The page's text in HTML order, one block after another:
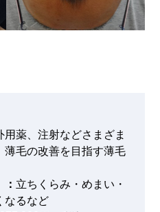
用薬、注射などさまざま
薄毛の改善を目指す薄毛
立ちくらみ・めまい・
なるなど